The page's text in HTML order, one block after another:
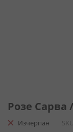
към
на
Розе Сарва
Изчерпан SKU